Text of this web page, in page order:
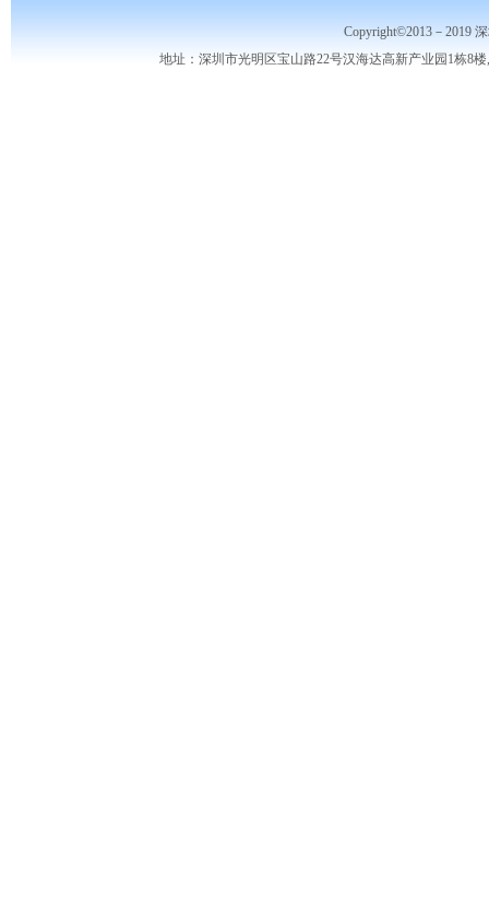
Copyright©2013－2019
地址：深圳市光明区宝山路22号汉海达高新产业园1栋8楼